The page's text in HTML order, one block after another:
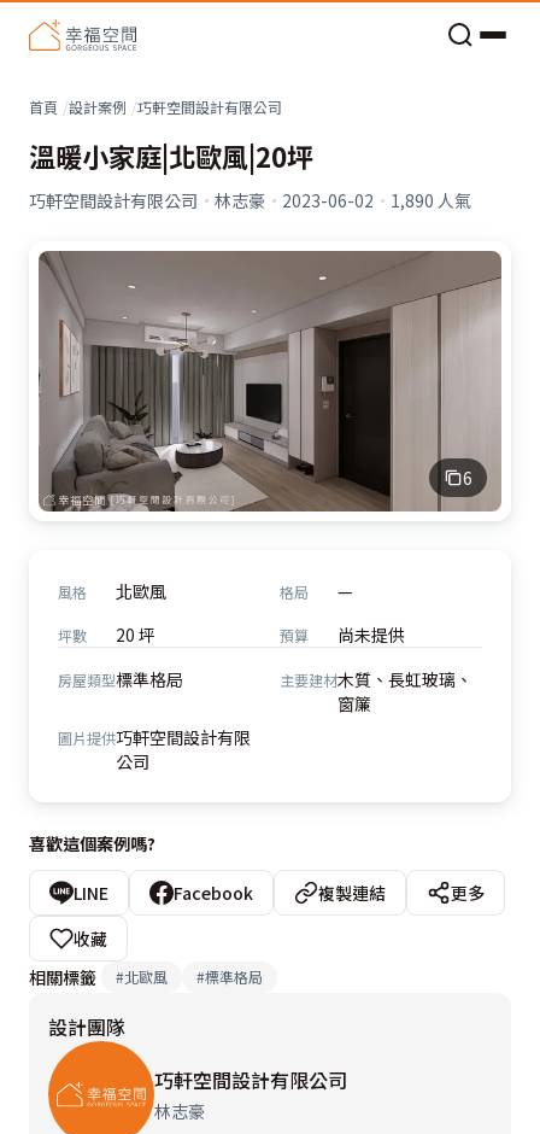
首頁 設計案例 巧軒空間設計有限公司
溫暖小家庭|北歐風|20坪
巧軒空間設計有限公司 · 林志豪 · 2023-06-02 · 1,890 人氣
6
風格 北歐風 格局 —
坪數 20 坪 預算 尚未提供
房屋類型標準格局 主要建材木質、長虹玻璃、
窗簾
圖片提供巧軒空間設計有限
公司
喜歡這個案例嗎?
LINE Facebook 複製連結
更多
收藏
相關標籤
#北歐風 #標準格局
設計團隊
巧軒空間設計有限公司
林志豪